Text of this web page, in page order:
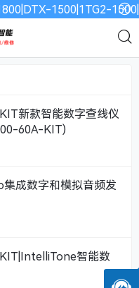
1500|1TG2-
新款智能数字查线仪
60A-KIT)
成数字和模拟音频发
智能数